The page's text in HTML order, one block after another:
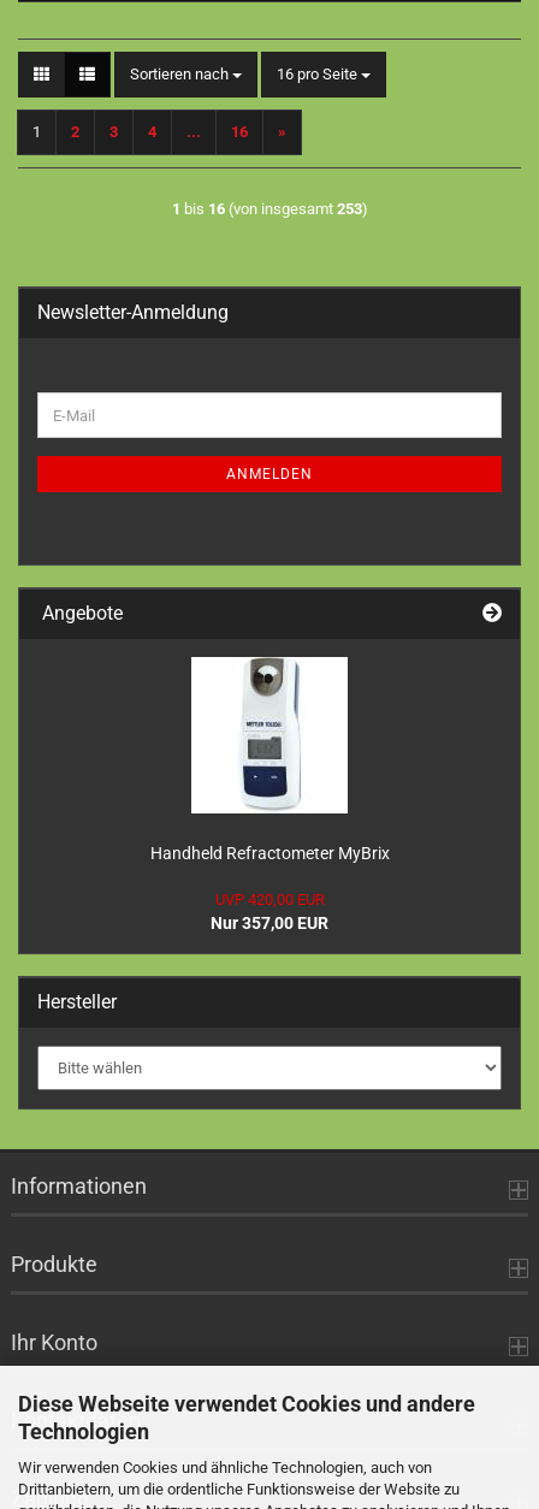
Diese Webseite verwendet Cookies und andere
Technologien
Wir verwenden Cookies und ähnliche Technologien, auch von
Drittanbietern, um die ordentliche Funktionsweise der Website zu
Sortieren nach
Sortieren nach 16 pro Seite
pro Seite
1 2 3 4 ... 16 »
1 bis 16(von insgesamt 253)
Newsletter-Anmeldung
ZUR
E-
Mail
ANMELDEN
Angebote
Handheld Refractometer MyBrix
UVP 420,00 EUR
Nur 357,00 EUR
Hersteller
Informationen
Produkte
Ihr Konto
Kontaktdaten
Zahlung